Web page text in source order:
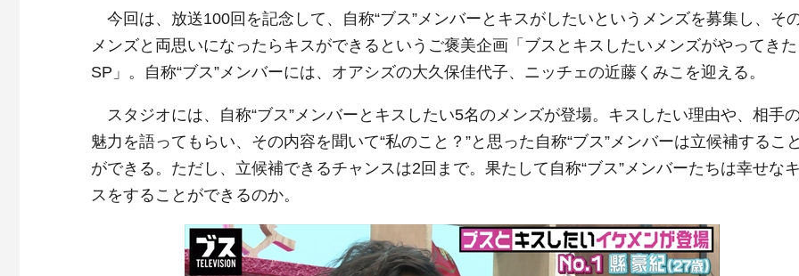
今回は、放送100回を記念して、自称“ブス”メンバーとキスがしたいというメンズを募集し、そ
メンズと両思いになったらキスができるというご褒美企画「ブスとキスしたいメンズがやってきた
SP」。自称“ブス”メンバーには、オアシズの大久保佳代子、ニッチェの近藤くみこを迎える。
スタジオには、自称“ブス”メンバーとキスしたい5名のメンズが登場。キスしたい理由や、相手
魅力を語ってもらい、その内容を聞いて“私のこと？”と思った自称“ブス”メンバーは立候補するこ
ができる。ただし、立候補できるチャンスは2回まで。果たして自称“ブス”メンバーたちは幸せな
スをすることができるのか。